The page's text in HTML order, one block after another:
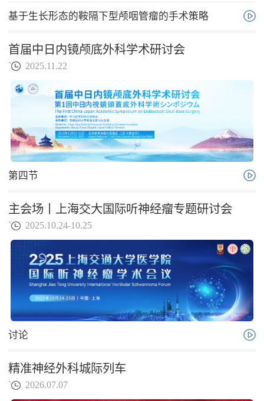
基于生长形态的鞍隔下型颅咽管瘤的手术策略
首届中日内镜颅底外科学术研讨会
` 2025.11.22
第四节
主会场丨上海交大国际听神经瘤专题研讨会
` 2025.10.24-10.25
讨论
精准神经外科城际列车
` 2026.07.07